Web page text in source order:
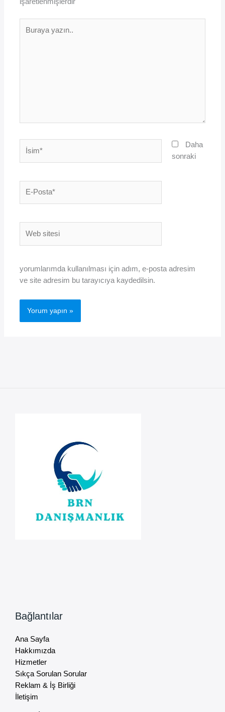
işaretlenmişlerdir
yazın..
Posta*
sitesi
Daha
sonraki
yorumlarımda kullanılması için adım, e-posta adresim
ve site adresim bu tarayıcıya kaydedilsin.
Bağlantılar
Ana Sayfa
Hakkımızda
Hizmetler
Sıkça Sorulan Sorular
Reklam & İş Birliği
İletişim